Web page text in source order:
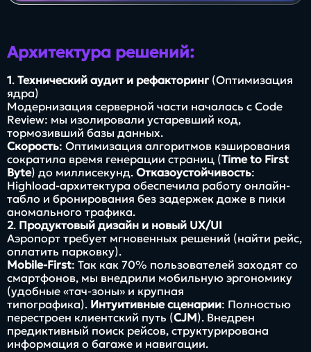
Архитектура решений:
1. Технический аудит и рефакторинг (Оптимизация
ядра)
Модернизация серверной части началась с Code
Review: мы изолировали устаревший код,
тормозивший базы данных.
Скорость: Оптимизация алгоритмов кэширования
сократила время генерации страниц (Time to First
Byte) до миллисекунд. Отказоустойчивость:
Highload-архитектура обеспечила работу онлайн-
табло и бронирования без задержек даже в пики
аномального трафика.
2. Продуктовый дизайн и новый UX/UI
Аэропорт требует мгновенных решений (найти рейс,
оплатить парковку).
Mobile-First: Так как 70% пользователей заходят со
смартфонов, мы внедрили мобильную эргономику
(удобные «тач-зоны» и крупная
типографика). Интуитивные сценарии: Полностью
перестроен клиентский путь (CJM). Внедрен
предиктивный поиск рейсов, структурирована
информация о багаже и навигации.